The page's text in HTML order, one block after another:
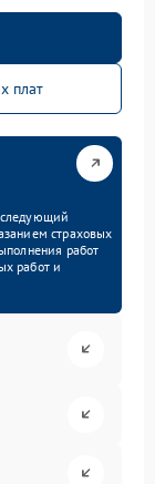
плат
страховых
работ
работ и